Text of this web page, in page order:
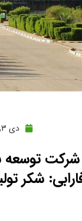
دی 3, 1404
توسعه
شکر